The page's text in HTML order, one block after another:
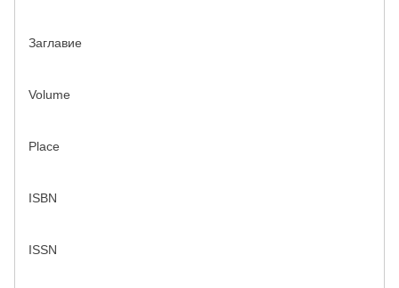
Заглавие
Volume
Place
ISBN
ISSN